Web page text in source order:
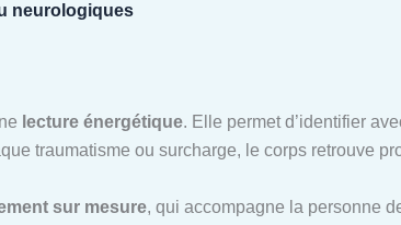
neurologiques
lecture énergétique. Elle permet d’identifier
traumatisme ou surcharge, le corps retrouve
sur mesure, qui accompagne la personne